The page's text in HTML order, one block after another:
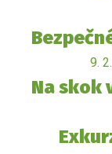
9.
Na skok